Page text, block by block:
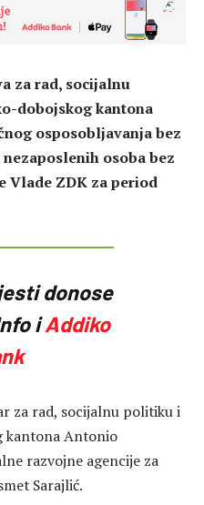
za rad, socijalnu
dobojskog kantona
osposobljavanja bez
osoba bez
Vlade ZDK za period
donose
iAddiko
za rad, socijalnu politiku i
kantona Antonio
razvojne agencije za
Sarajlić.